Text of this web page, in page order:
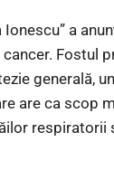
a
Fostul
generală,
are ca scop
respiratorii